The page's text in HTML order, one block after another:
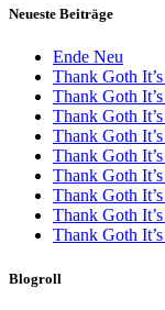
Neueste Beiträge
Ende Neu
Thank Goth
Thank Goth
Thank Goth
Thank Goth
Thank Goth
Thank Goth
Thank Goth
Thank Goth
Thank Goth
Blogroll